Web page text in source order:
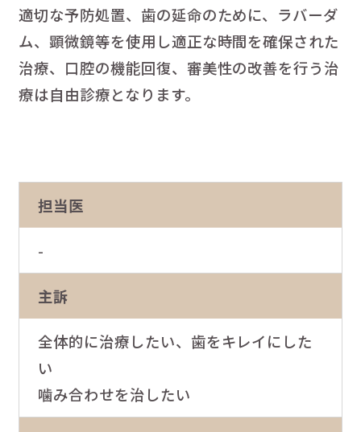
適切な予防処置、歯の延命のために、ラバーダ
ム、顕微鏡等を使用し適正な時間を確保された
治療、口腔の機能回復、審美性の改善を行う治
療は自由診療となります。
担当医
-
主訴
全体的に治療したい、歯をキレイにした
い
噛み合わせを治したい